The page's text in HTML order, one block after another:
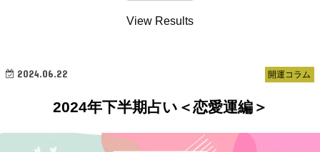
View Results
開運コラム
2024.06.22
2024年下半期占い＜恋愛運編＞